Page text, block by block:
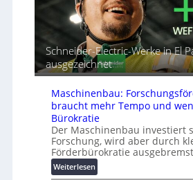
u
t
o
m
a
t
s
i
e
r
u
n
g
i
a
l
r
e
i
h
e
n
d
e
G
e
r
ä
t
e
s
c
h
u
t
Schneider-Electric-Werke in El
ausgezeichnet
Maschinenbau:
braucht mehr Tempo und
Bürokratie
Der Maschinenbau investiert
Forschung, wird aber durch
Förderbürokratie
Weiterlesen: